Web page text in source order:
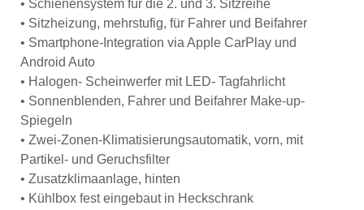
• Schienensystem für die 2. und 3. Sitzreihe
• Sitzheizung, mehrstufig, für Fahrer und Beifahrer
• Smartphone-Integration via Apple CarPlay und
Android Auto
• Halogen- Scheinwerfer mit LED- Tagfahrlicht
• Sonnenblenden, Fahrer und Beifahrer Make-up-
Spiegeln
• Zwei-Zonen-Klimatisierungsautomatik, vorn, mit
Partikel- und Geruchsfilter
• Zusatzklimaanlage, hinten
• Kühlbox fest eingebaut in Heckschrank